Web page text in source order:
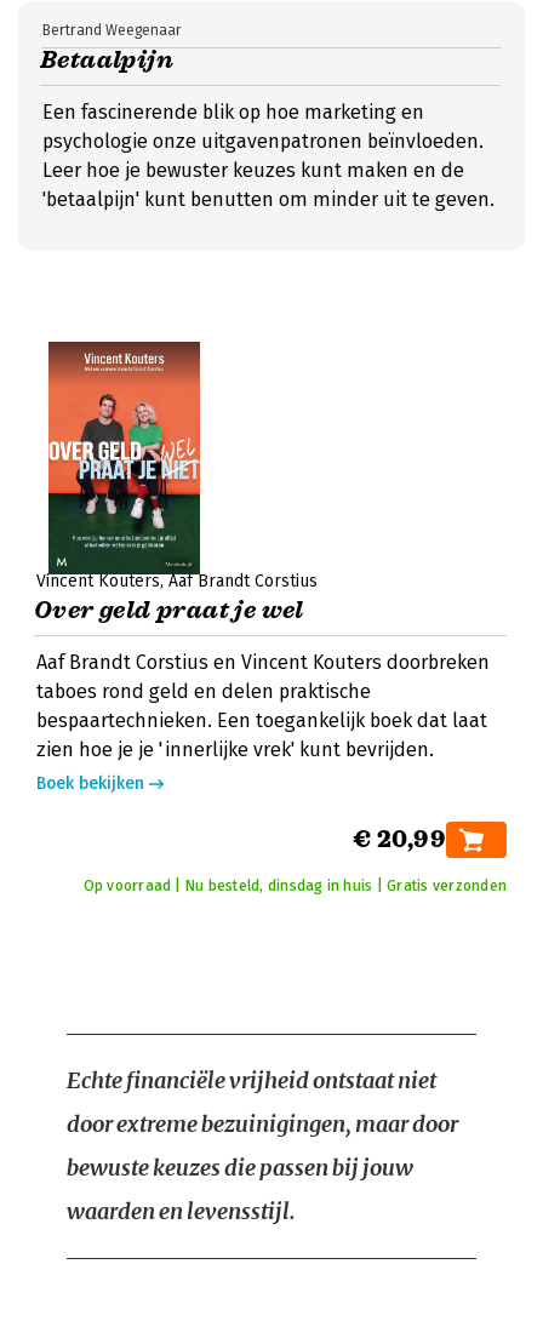
Betaalpijn
Bertrand Weegenaar
Een fascinerende blik op hoe marketing en
psychologie onze uitgavenpatronen beïnvloeden.
Leer hoe je bewuster keuzes kunt maken en de
'betaalpijn' kunt benutten om minder uit te geven.
Vincent Kouters Aaf Brandt Corstius
Over geld praat je wel
Aaf Brandt Corstius en Vincent Kouters doorbreken
taboes rond geld en delen praktische
bespaartechnieken. Een toegankelijk boek dat laat
zien hoe je je 'innerlijke vrek' kunt bevrijden.
Boek bekijken
€ 20,99
Op voorraad | Nu besteld, dinsdag in huis | Gratis verzonden
Echte financiële vrijheid ontstaat niet
door extreme bezuinigingen, maar door
bewuste keuzes die passen bij jouw
waarden en levensstijl.